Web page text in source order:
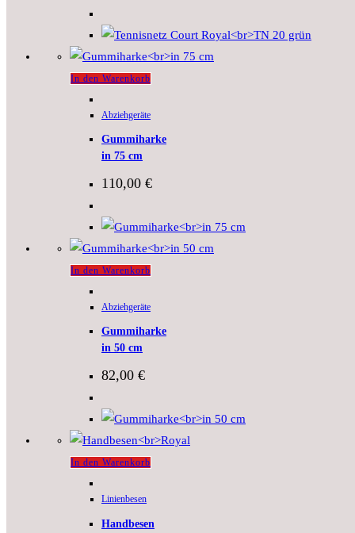
In den Warenkorb
Abziehgeräte
Gummiharke
in 75 cm
110,00 €
In den Warenkorb
Abziehgeräte
Gummiharke
in 50 cm
82,00 €
In den Warenkorb
Linienbesen
Handbesen